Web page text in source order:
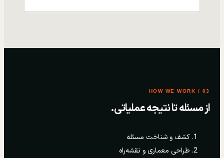
03 / HOW WE WORK
از مسئله تا نتیجه عملیاتی.
کشف و شناخت مسئله
طراحی معماری و نقشه‌راه